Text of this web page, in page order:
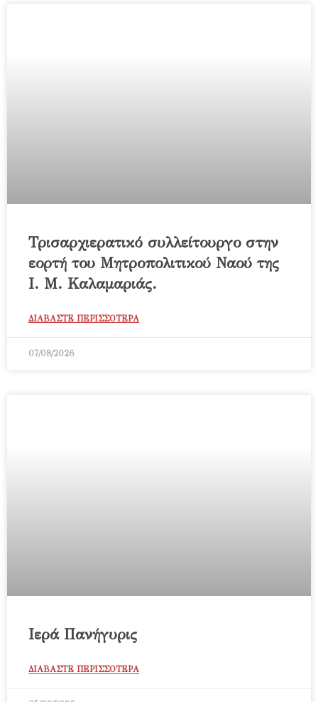
Τρισαρχιερατικό συλλείτουργο στην
εορτή του Μητροπολιτικού Ναού της
Ι. Μ. Καλαμαριάς.
ΔΙΑΒΑΣΤΕ ΠΕΡΙΣΣΟΤΕΡΑ
07/08/2026
Ιερά Πανήγυρις
ΔΙΑΒΑΣΤΕ ΠΕΡΙΣΣΟΤΕΡΑ